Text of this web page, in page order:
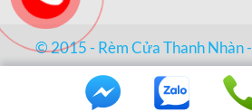
© 2015 - Rèm Cửa Thanh Nhàn -